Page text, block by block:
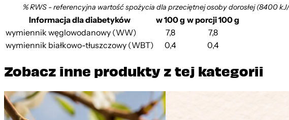
% RWS - referencyjna wartość spożycia dla przeciętnej osoby dorosłej (8400
Informacja dla diabetyków w 100 gw porcji 100 g
wymiennik węglowodanowy (WW)
7,8
7,8
wymiennik białkowo-tłuszczowy (WBT)
0,4 0,4
Zobacz inne produkty z tej kategorii